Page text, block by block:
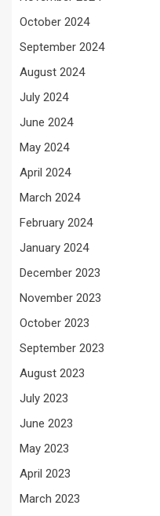
October 2024
September 2024
August 2024
July 2024
June 2024
May 2024
April 2024
March 2024
February 2024
January 2024
December 2023
November 2023
October 2023
September 2023
August 2023
July 2023
June 2023
May 2023
April 2023
March 2023